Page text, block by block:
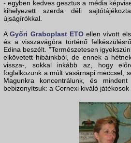
- egyben kedves gesztus a média
kihelyezett szerda déli
újságírókkal.
AGyőri Graboplast ETOellen vívott
és a visszavágóra történő
Edina beszélt. "Természetesen
elkövetett hibáinkból, de ennek a
vissza-, sokkal inkább az, hogy
foglalkozunk a múlt vasárnapi meccsel,
Magunkra koncentrálunk, és
bebizonyítsuk: a Cornexi kiváló